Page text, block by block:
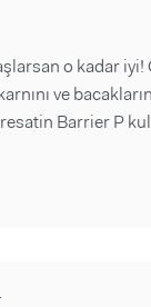
o kadar
ve
Barrier P